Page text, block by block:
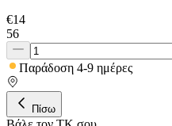
€14
56
Παράδοση 4-9 ημέρες
Πίσω